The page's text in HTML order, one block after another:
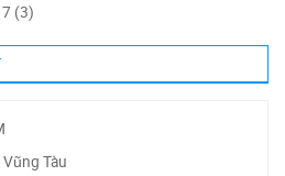
(3)
Tàu